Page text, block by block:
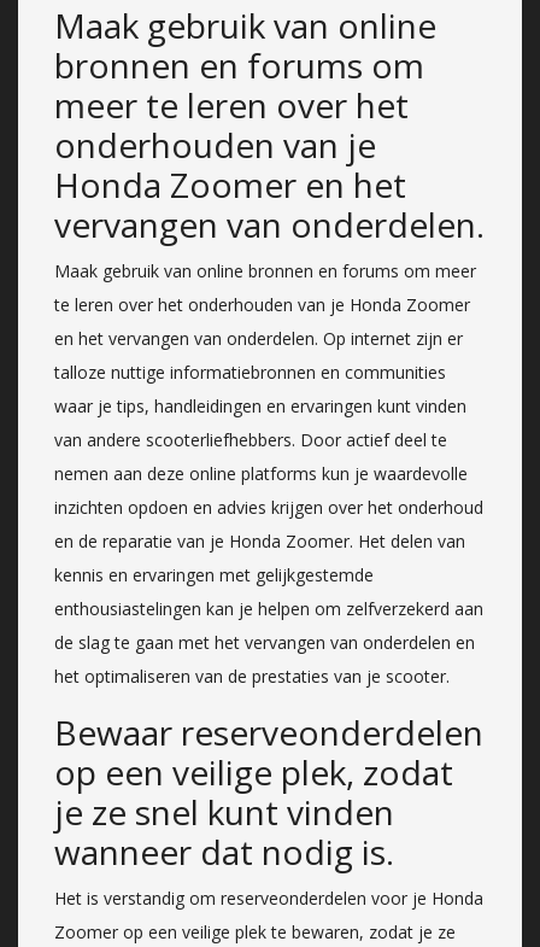
Maak gebruik van online
bronnen en forums om
meer te leren over het
onderhouden van je
Honda Zoomer en het
vervangen van onderdelen.
Maak gebruik van online bronnen en forums om meer
te leren over het onderhouden van je Honda Zoomer
en het vervangen van onderdelen. Op internet zijn er
talloze nuttige informatiebronnen en communities
waar je tips, handleidingen en ervaringen kunt vinden
van andere scooterliefhebbers. Door actief deel te
nemen aan deze online platforms kun je waardevolle
inzichten opdoen en advies krijgen over het onderhoud
en de reparatie van je Honda Zoomer. Het delen van
kennis en ervaringen met gelijkgestemde
enthousiastelingen kan je helpen om zelfverzekerd aan
de slag te gaan met het vervangen van onderdelen en
het optimaliseren van de prestaties van je scooter.
Bewaar reserveonderdelen
op een veilige plek, zodat
je ze snel kunt vinden
wanneer dat nodig is.
Het is verstandig om reserveonderdelen voor je Honda
Zoomer op een veilige plek te bewaren, zodat je ze